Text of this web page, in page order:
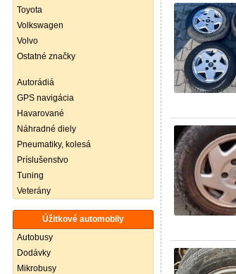
Toyota
Volkswagen
Volvo
Ostatné značky
Autorádiá
GPS navigácia
Havarované
Náhradné diely
Pneumatiky, kolesá
Príslušenstvo
Tuning
Veterány
Úžitkové automobily
Autobusy
Dodávky
Mikrobusy